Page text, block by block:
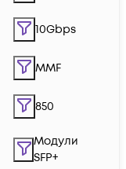
10Gbps
MMF
850
Модули
SFP+